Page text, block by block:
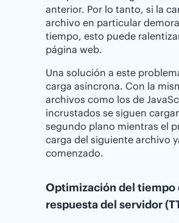
anterior. Por lo tanto, si la
archivo en particular
tiempo, esto puede
página web.
Una solución a este
carga asíncrona. Con la
archivos como los de
incrustados se siguen
segundo plano mientras el
carga del siguiente archivo
comenzado.
Optimización del tiempo
respuesta del servidor